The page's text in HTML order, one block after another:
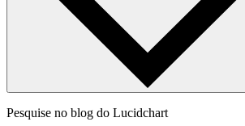
Pesquise no blog do Lucidchart